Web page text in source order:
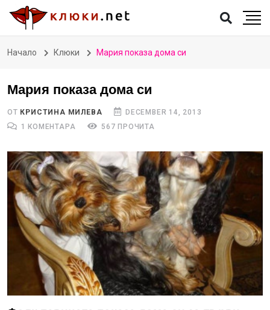
Начало Клюки Мария показа дома си
Мария показа дома си
ОТ КРИСТИНА МИЛЕВА
DECEMBER 14, 2013
1 КОМЕНТАРА
567 ПРОЧИТА